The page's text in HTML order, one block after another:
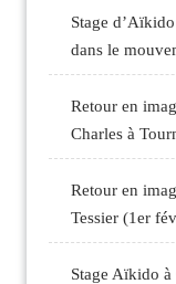
Stage
dans le
Retour en
Charles à
Retour en
Tessier (1er
Stage Aïkido